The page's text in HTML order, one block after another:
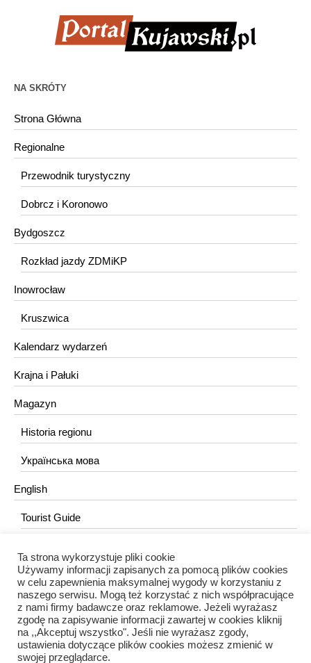
NA SKRÓTY
Strona Główna
Regionalne
Przewodnik turystyczny
Dobrcz i Koronowo
Bydgoszcz
Rozkład jazdy ZDMiKP
Inowrocław
Kruszwica
Kalendarz wydarzeń
Krajna i Pałuki
Magazyn
Historia regionu
Українська мова
English
Tourist Guide
KONTAKT
redakcja@portalkujawski.pl
Redakcja
Ta strona wykorzystuje pliki cookie
Używamy informacji zapisanych za pomocą plików cookies
w celu zapewnienia maksymalnej wygody w korzystaniu z
naszego serwisu. Mogą też korzystać z nich współpracujące
z nami firmy badawcze oraz reklamowe. Jeżeli wyrażasz
zgodę na zapisywanie informacji zawartej w cookies kliknij
na ,,Akceptuj wszystko". Jeśli nie wyrażasz zgody,
ustawienia dotyczące plików cookies możesz zmienić w
swojej przeglądarce.